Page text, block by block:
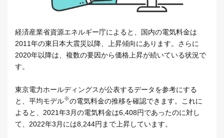
経済産業省資源エネルギー庁によると、国内の電気料金は
2011年の東日本大震災以降、上昇傾向にあります。さらに
2020年以降は、複数の要因から価格上昇が続いている状況で
す。
東京電力ホールディングスが公表するデータを参考にする
と、平均モデル※の電気料金の推移を確認できます。これに
よると、2021年3月の電気料金は6,408円であったのに対し
て、2022年3月には8,244円まで上昇しています。